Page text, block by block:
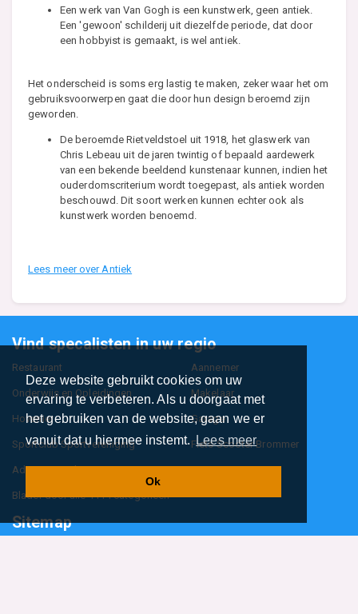
Deze website gebruikt cookies om uw
ervaring te verbeteren. Als u doorgaat met
het gebruiken van de website, gaan we er
vanuit dat u hiermee instemt.Lees meer
Ok
Een werk van Van Gogh is een kunstwerk, geen antiek.
Een 'gewoon' schilderij uit diezelfde periode, dat door
een hobbyist is gemaakt, is wel antiek.
Het onderscheid is soms erg lastig te maken, zeker waar het om
gebruiksvoorwerpen gaat die door hun design beroemd zijn
geworden.
De beroemde Rietveldstoel uit 1918, het glaswerk van
Chris Lebeau uit de jaren twintig of bepaald aardewerk
van een bekende beeldend kunstenaar kunnen, indien het
ouderdomscriterium wordt toegepast, als antiek worden
beschouwd. Dit soort werken kunnen echter ook als
kunstwerk worden benoemd.
Lees meer over Antiek
Vind specalisten in uw regio
Restaurant Aannemer
Onderwijs en Opleidingen Makelaar
Hovenier Garage
Sportclub Sportvereniging Fiets Scooter Brommer
Administratiekantoor Kapper
Blader door alle 1114 categorieën
Sitemap